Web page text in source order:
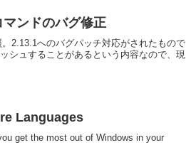
ンドのバグ修正
2.13.1へのバグパッチ対応がされたもので
シュすることがあるという内容なので、現
Languages
get the most out of Windows in your